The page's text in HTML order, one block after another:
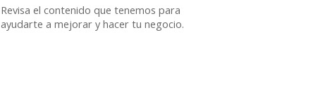
Revisa el contenido que tenemos para
ayudarte a mejorar y hacer tu negocio.